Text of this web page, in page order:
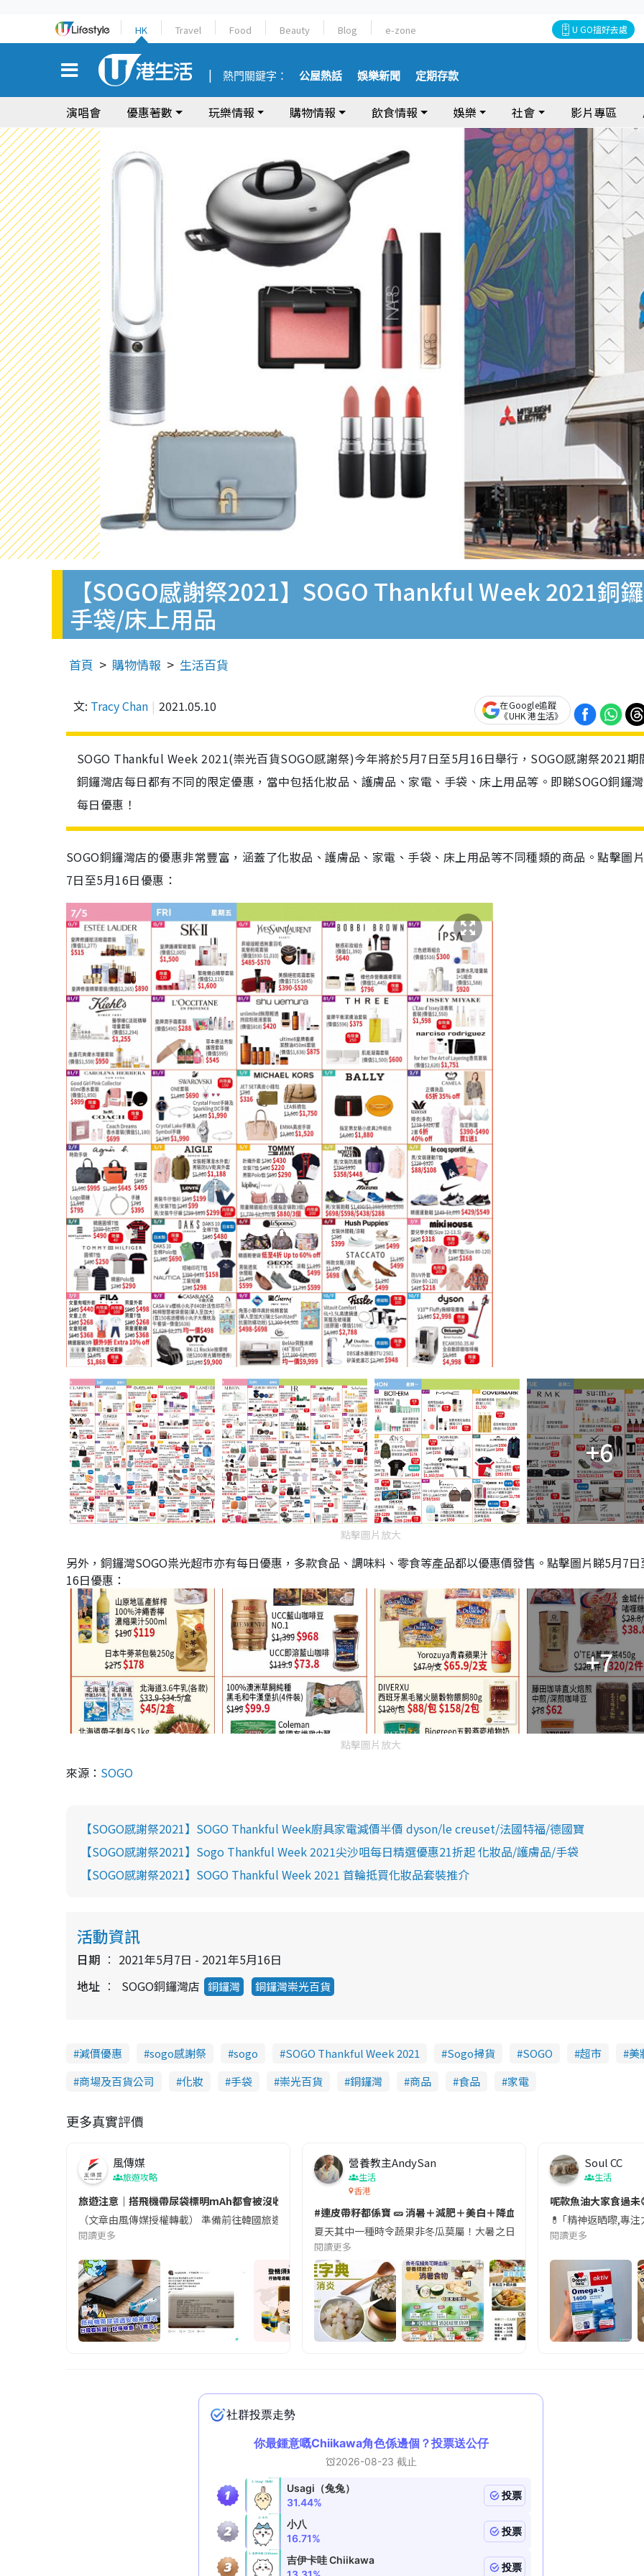
HK Travel Food Beauty Blog e-zone U GO搵好去處
熱門關鍵字： 公屋熱話 娛樂新聞 定期存款
演唱會 優惠著數 玩樂情報 購物情報 飲食情報 娛樂 社會 影片專區
【SOGO感謝祭2021】SOGO Thankful Week 2021銅
手袋/床上用品
首頁 購物情報 生活百貨
文: Tracy Chan 2021.05.10
在Google追蹤
《UHK 港生活》
SOGO Thankful Week 2021(崇光百貨SOGO感謝祭)今年將於5月7日至5月16日舉行，SOGO感謝祭2021期
銅鑼灣店每日都有不同的限定優惠，當中包括化妝品、護膚品、家電、手袋、床上用品等。即睇SOGO銅鑼
每日優惠！
SOGO銅鑼灣店的優惠非常豐富，涵蓋了化妝品、護膚品、家電、手袋、床上用品等不同種類的商品。點擊圖
7日至5月16日優惠：
+6
點擊圖片放大
另外，銅鑼灣SOGO祟光超市亦有每日優惠，多款食品、調味料、零食等產品都以優惠價發售。點擊圖片睇5月7
16日優惠：
+7
點擊圖片放大
來源： SOGO
【SOGO感謝祭2021】SOGO Thankful Week廚具家電減價半價 dyson/le creuset/法國特福/德國寶
【SOGO感謝祭2021】Sogo Thankful Week 2021尖沙咀每日精選優惠21折起 化妝品/護膚品/手袋
【SOGO感謝祭2021】SOGO Thankful Week 2021 首輪抵買化妝品套裝推介
活動資訊
日期
2021年5月7日 - 2021年5月16日
地址
SOGO銅鑼灣店 銅鑼灣 銅鑼灣崇光百貨
減價優惠 sogo感謝祭 sogo SOGO Thankful Week 2021 Sogo掃貨 SOGO 超市
美
商場及百貨公司
化妝 手袋 崇光百貨 銅鑼灣 商品 食品 家電
更多真實評價
風傳媒
旅遊攻略
旅遊注意｜搭飛機帶尿袋標明mAh都會被沒收😱出發前切記檢查「1標示」🚨
（文章由風傳媒授權轉載） 準備前往韓國旅遊的民眾，近期要特別留意隨身行李中的行動電源。一名旅客日前在機場安檢
閱讀更多
營養教主AndySan
生活
香港
#連皮帶籽都係寶 🥒 消暑＋減肥＋美白＋降血脂
夏天其中一種時令蔬果非冬瓜莫屬！大暑之日，點都要飲碗冬瓜湯消暑
閱讀更多
Soul CC
生活
呢款魚油大家食過未
💊 ｢精神返晒嚟,專
閱讀更多